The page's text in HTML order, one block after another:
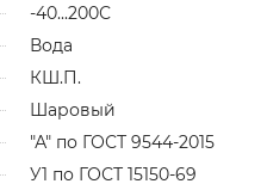
-40...200С
Вода
КШ.П.
Шаровый
"А" по ГОСТ 9544-2015
У1 по ГОСТ 15150-69